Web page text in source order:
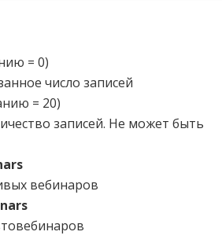
= 0)
число записей
= 20)
записей. Не может быть
вебинаров